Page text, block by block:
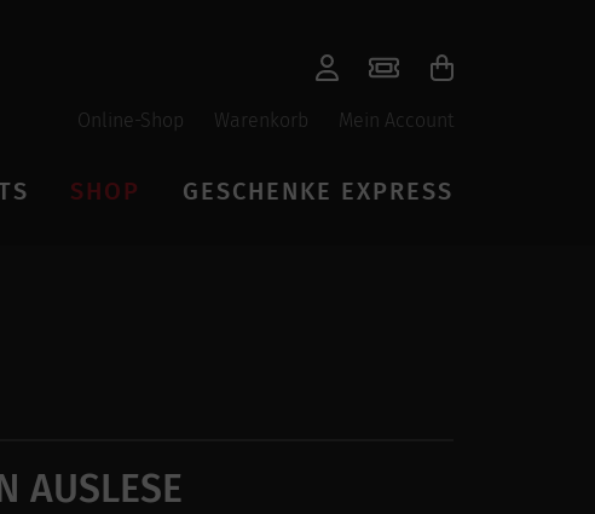
Online-Shop Warenkorb Mein Account
SHOP GESCHENKE EXPRESS
AUSLESE